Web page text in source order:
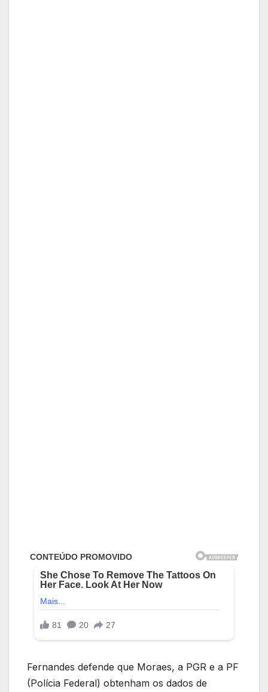
Fernandes defende que Moraes, a PGR e a PF
(Polícia Federal) obtenham os dados de